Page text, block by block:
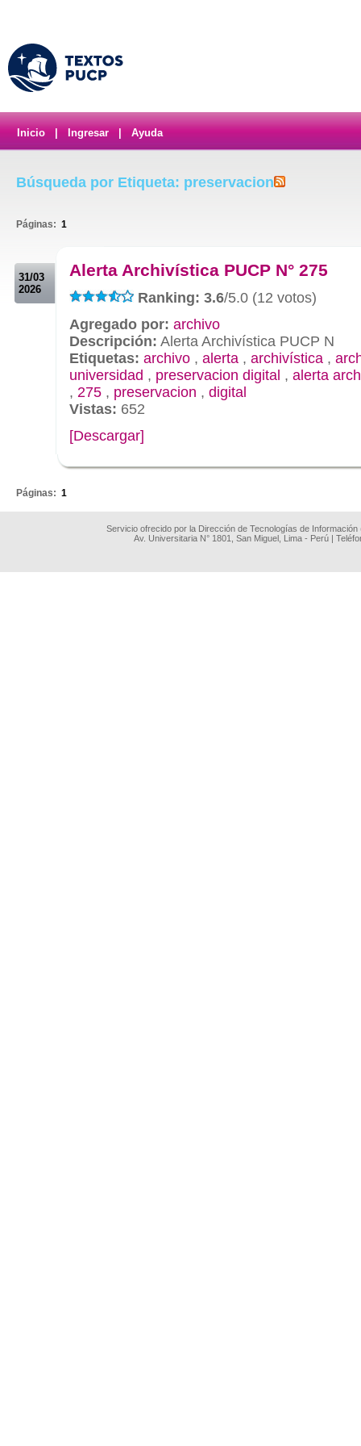
Inicio Ingresar Ayuda
Búsqueda por Etiqueta: preservacion
Páginas: 1
31/03
2026
Alerta Archivística PUCP N° 275
Ranking: 3.6/5.0 (12 votos)
Agregado por: archivo
Descripción: Alerta Archivística PUCP N
Etiquetas: archivo , alerta , archivística ,
universidad , preservacion digital , alerta
, 275 , preservacion , digital
Vistas: 652
[Descargar]
Páginas: 1
Servicio ofrecido por la Dirección de Tecnologías de
Av. Universitaria N° 1801, San Miguel, Lima - Perú |